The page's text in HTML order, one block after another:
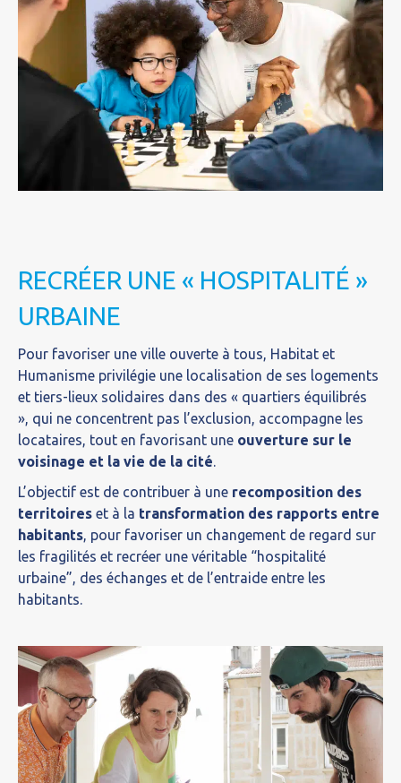
RECRÉER UNE « HOSPITALITÉ »
URBAINE
Pour favoriser une ville ouverte à tous, Habitat et
Humanisme privilégie une localisation de ses logements
et tiers-lieux solidaires dans des « quartiers équilibrés
», qui ne concentrent pas l’exclusion, accompagne les
locataires, tout en favorisant une ouverture sur le
voisinage et la vie de la cité.
L’objectif est de contribuer à une recomposition des
territoires et à la transformation des rapports entre
habitants, pour favoriser un changement de regard sur
les fragilités et recréer une véritable “hospitalité
urbaine”, des échanges et de l’entraide entre les
habitants.